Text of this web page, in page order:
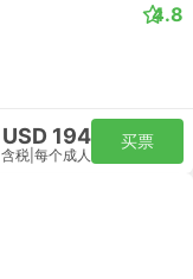
4.8
USD 194
含税 每个成人
买票